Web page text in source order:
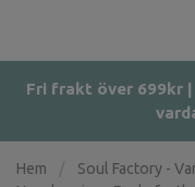
Fri frakt över 699kr
Hem Soul Factory -